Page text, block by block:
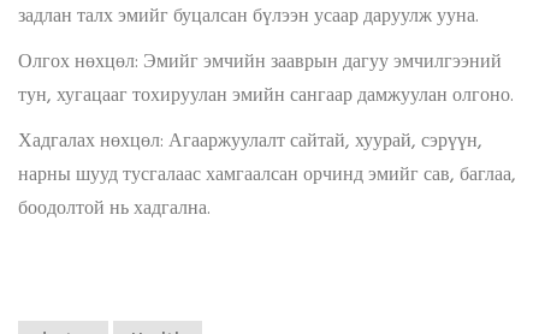
задлан талх эмийг буцалсан бүлээн усаар даруулж ууна.
Олгох нөхцөл: Эмийг эмчийн зааврын дагуу эмчилгээний
тун, хугацааг тохируулан эмийн сангаар дамжуулан олгоно.
Хадгалах нөхцөл: Агааржуулалт сайтай, хуурай, сэрүүн,
нарны шууд тусгалаас хамгаалсан орчинд эмийг сав, баглаа,
боодолтой нь хадгална.